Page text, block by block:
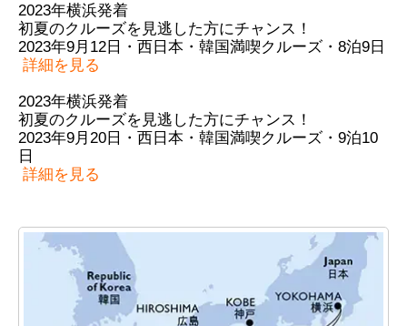
2023年横浜発着
初夏のクルーズを見逃した方にチャンス！
2023年9月12日・西日本・韓国満喫クルーズ・8泊9日
詳細を見る
2023年横浜発着
初夏のクルーズを見逃した方にチャンス！
2023年9月20日・西日本・韓国満喫クルーズ・9泊10
日
詳細を見る